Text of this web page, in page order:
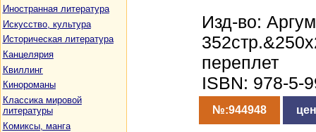
Иностранная литература
Искусство, культура
Историческая литература
Канцелярия
Квиллинг
Кинороманы
Классика мировой
литературы
Комиксы, манга
Изд-во:
переплет
ISBN: 978-5-
№:944948